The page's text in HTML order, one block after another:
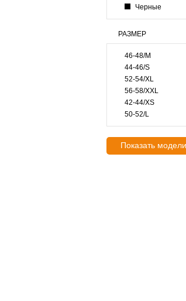
Черные
РАЗМЕР
46-48/M
44-46/S
52-54/XL
56-58/XXL
42-44/XS
50-52/L
Показать модели